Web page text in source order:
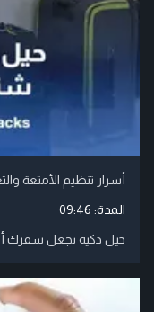
أسرار تنظيم الأمتعة
المدة: 09:46
حيل ذكية تجعل سفرك